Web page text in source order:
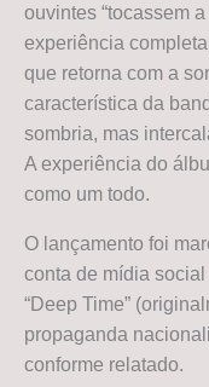
ouvintes “tocassem
experiência
que retorna com a
característica da
sombria, mas
A experiência do
como um todo.
O lançamento foi
conta de mídia
“Deep Time”
propaganda
conforme relatado.